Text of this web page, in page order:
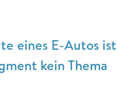
eines E-Autos ist
kein Thema